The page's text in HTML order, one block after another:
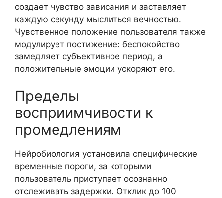
создает чувство зависания и заставляет
каждую секунду мыслиться вечностью.
Чувственное положение пользователя также
модулирует постижение: беспокойство
замедляет субъективное период, а
положительные эмоции ускоряют его.
Пределы
восприимчивости к
промедлениям
Нейробиология установила специфические
временные пороги, за которыми
пользователь приступает осознанно
отслеживать задержки. Отклик до 100